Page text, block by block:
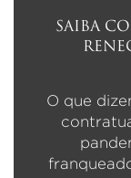
SAIBA
O que